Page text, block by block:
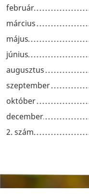
február
március
május
június
augusztus
szeptember
október
december
2. szám